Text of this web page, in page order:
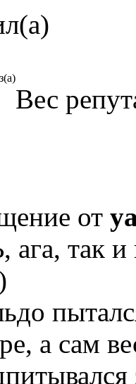
Вес
от
так и
а сам